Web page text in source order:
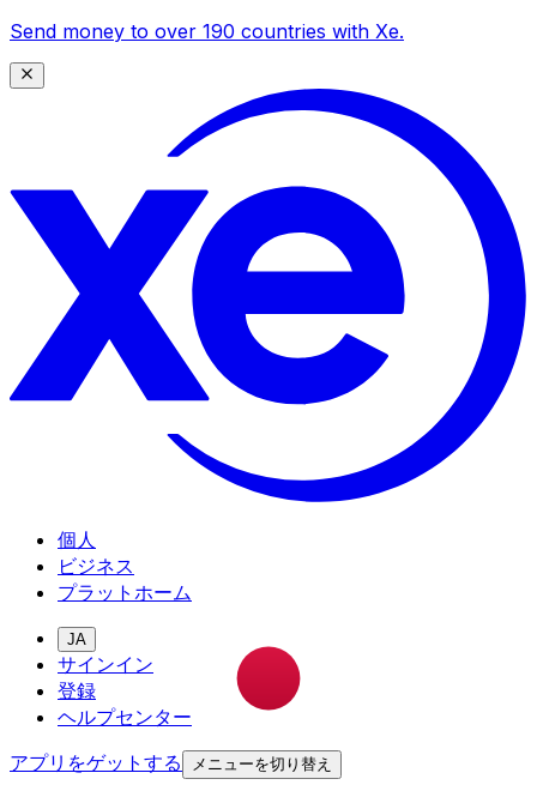
Send money to over 190 countries with Xe.
個人
ビジネス
プラットホーム
JA
サインイン
登録
ヘルプセンター
アプリをゲットする
メニューを切り替え